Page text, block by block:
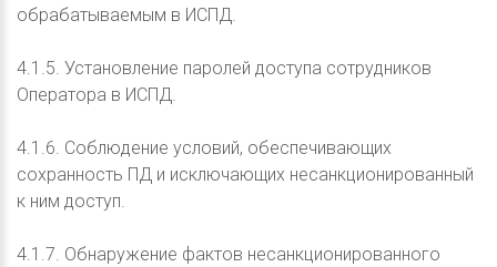
обрабатываемым в ИСПД.
4.1.5. Установление паролей доступа сотрудников
Оператора в ИСПД.
4.1.6. Соблюдение условий, обеспечивающих
сохранность ПД и исключающих несанкционированный
к ним доступ.
4.1.7. Обнаружение фактов несанкционированного